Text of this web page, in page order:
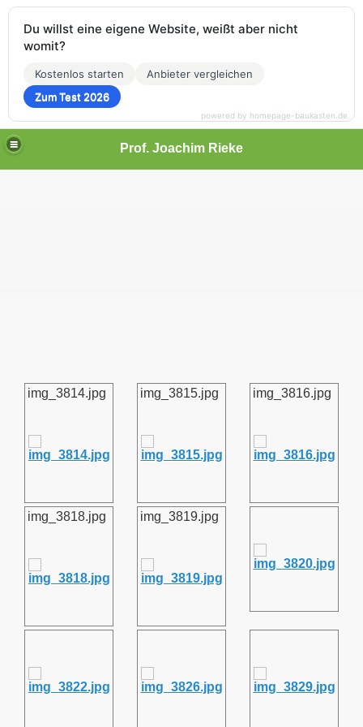
Prof. Joachim Rieke
img_3814.jpg img_3815.jpg img_3816.jpg
img_3818.jpg img_3819.jpg
Du willst eine eigene Website, weißt aber nicht
womit?
Kostenlos starten
Anbieter vergleichen
Zum Test 2026
powered by homepage-baukasten.de